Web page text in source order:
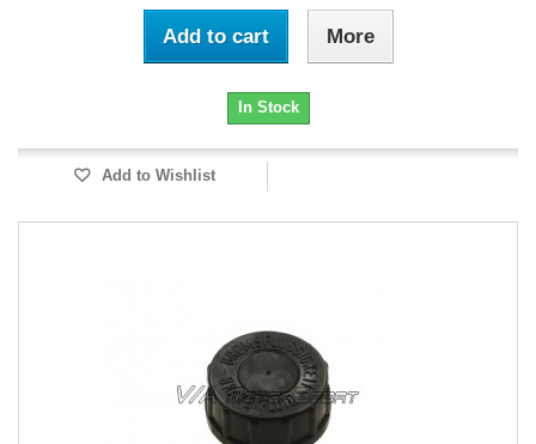
Add to cart More
In Stock
Add to Wishlist